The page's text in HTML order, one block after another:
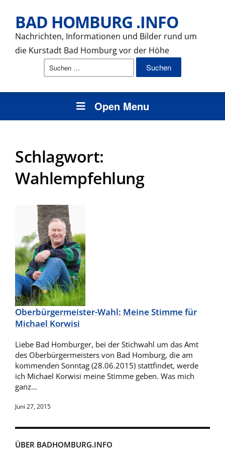
BAD HOMBURG .INFO
Nachrichten, Informationen und Bilder rund um
die Kurstadt Bad Homburg vor der Höhe
Suchen
Open Menu
Schlagwort:
Wahlempfehlung
Oberbürgermeister-Wahl: Meine Stimme für
Michael Korwisi
Liebe Bad Homburger, bei der Stichwahl um das Amt
des Oberbürgermeisters von Bad Homburg, die am
kommenden Sonntag (28.06.2015) stattfindet, werde
ich Michael Korwisi meine Stimme geben. Was mich
ganz…
Juni 27, 2015
ÜBER BADHOMBURG.INFO